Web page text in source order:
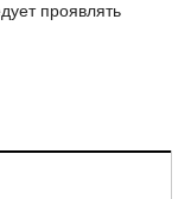
проявлять